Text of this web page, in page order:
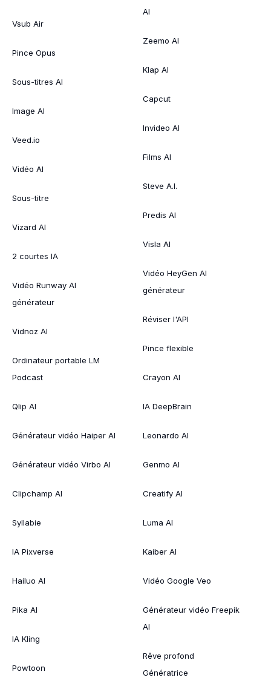
Vsub Air
Pince Opus
Sous-titres AI
Image AI
Veed.io
Vidéo AI
Sous-titre
Vizard AI
2 courtes IA
Vidéo Runway AI
générateur
Vidnoz AI
Ordinateur portable LM
Podcast
Qlip AI
Générateur vidéo Haiper AI
Générateur vidéo Virbo AI
Clipchamp AI
Syllabie
IA Pixverse
Hailuo AI
Pika AI
IA Kling
Powtoon
AI
Zeemo AI
Klap AI
Capcut
Invideo AI
Films AI
Steve A.I.
Predis AI
Visla AI
Vidéo HeyGen AI
générateur
Réviser l'API
Pince flexible
Crayon AI
IA DeepBrain
Leonardo AI
Genmo AI
Creatify AI
Luma AI
Kaiber AI
Vidéo Google Veo
Générateur vidéo Freepik
AI
Rêve profond
Génératrice